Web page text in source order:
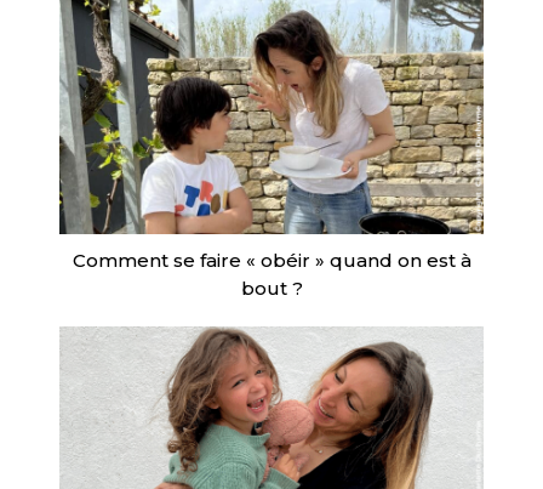
Comment se faire « obéir » quand on est à
bout ?